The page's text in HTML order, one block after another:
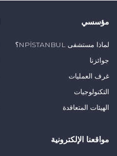
مؤسسي
لماذا مستشفى NPİSTANBUL؟
جوائزنا
غرف العمليات
التكنولوجيات
الهيئات المتعاقدة
مواقعنا الإلكترونية